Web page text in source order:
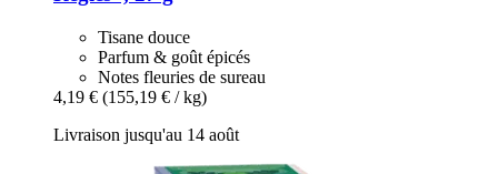
Tisane douce
Parfum & goût épicés
Notes fleuries de sureau
4,19 € (155,19 € / kg)
Livraison jusqu'au 14 août